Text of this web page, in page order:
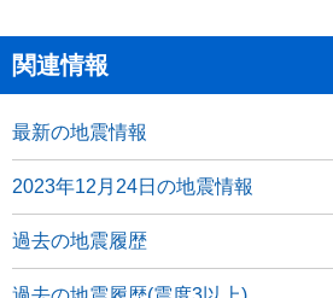
関連情報
最新の地震情報
2023年12月24日の地震情報
過去の地震履歴